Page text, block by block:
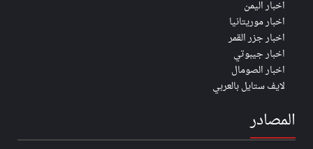
اخبار اليمن
اخبار موريتانيا
اخبار جزر القمر
اخبار جيبوتي
اخبار الصومال
لايف ستايل بالعربي
المصادر